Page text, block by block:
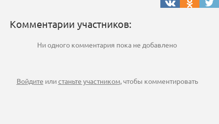
Комментарии участников:
Ни одного комментария пока не добавлено
Войдите илистаньте участником, чтобы комментировать